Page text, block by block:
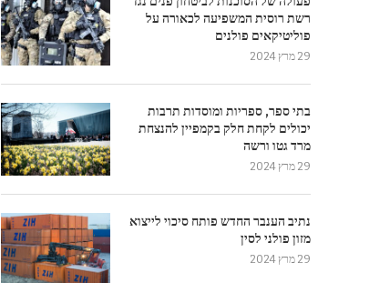
רשת רוסית המשפיעה לכאורה על
פוליטיקאים פולנים
29 מרץ 2024
בתי ספר, ספריות ומוסדות תרבות
יכולים לקחת חלק בקמפיין להנצחת
מרד גטו ורשה
29 מרץ 2024
נתיב הענבר החדש פותח סיכוי לייצוא
מזון פולני לסין
29 מרץ 2024